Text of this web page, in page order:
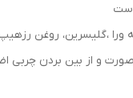
ورا ،گلیسرین، روغن رزهیپ
و از بین بردن چربی